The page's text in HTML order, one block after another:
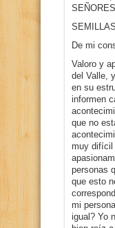
De mi
Valoro y
del Valle,
en su
informen
que no
muy difícil
personas
que esto
mi
igual? Yo